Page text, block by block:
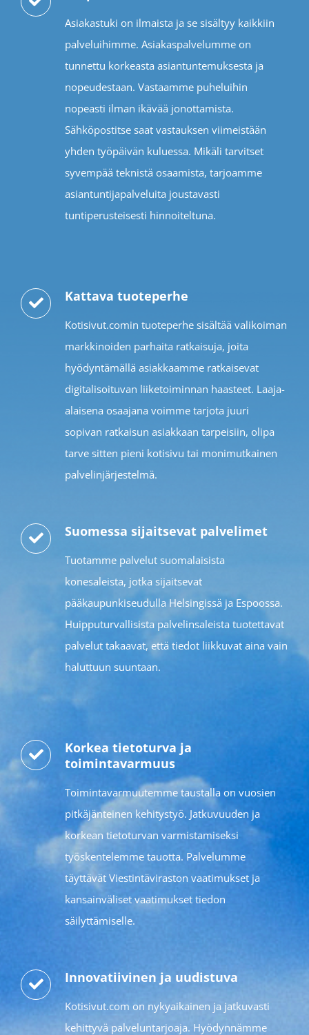
Asiakastuki on ilmaista ja se sisältyy kaikkiin
palveluihimme. Asiakaspalvelumme on
tunnettu korkeasta asiantuntemuksesta ja
nopeudestaan. Vastaamme puheluihin
nopeasti ilman ikävää jonottamista.
Sähköpostitse saat vastauksen viimeistään
yhden työpäivän kuluessa. Mikäli tarvitset
syvempää teknistä osaamista, tarjoamme
asiantuntijapalveluita joustavasti
tuntiperusteisesti hinnoiteltuna.
Kattava tuoteperhe
Kotisivut.comin tuoteperhe sisältää valikoiman
markkinoiden parhaita ratkaisuja, joita
hyödyntämällä asiakkaamme ratkaisevat
digitalisoituvan liiketoiminnan haasteet. Laaja-
alaisena osaajana voimme tarjota juuri
sopivan ratkaisun asiakkaan tarpeisiin, olipa
tarve sitten pieni kotisivu tai monimutkainen
palvelinjärjestelmä.
Suomessa sijaitsevat palvelimet
Tuotamme palvelut suomalaisista
konesaleista, jotka sijaitsevat
pääkaupunkiseudulla Helsingissä ja Espoossa.
Huipputurvallisista palvelinsaleista tuotettavat
palvelut takaavat, että tiedot liikkuvat aina vain
haluttuun suuntaan.
Korkea tietoturva ja
toimintavarmuus
Toimintavarmuutemme taustalla on vuosien
pitkäjänteinen kehitystyö. Jatkuvuuden ja
korkean tietoturvan varmistamiseksi
työskentelemme tauotta. Palvelumme
täyttävät Viestintäviraston vaatimukset ja
kansainväliset vaatimukset tiedon
säilyttämiselle.
Innovatiivinen ja uudistuva
Kotisivut.com on nykyaikainen ja jatkuvasti
kehittyvä palveluntarjoaja. Hyödynnämme